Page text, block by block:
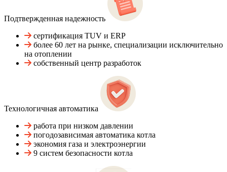
Подтвержденная надежность
сертификация TUV и ERP
более 60 лет на рынке, специализации исключительно
на отоплении
собственный центр разработок
Технологичная автоматика
работа при низком давлении
погодозависимая автоматика котла
экономия газа и электроэнергии
9 систем безопасности котла